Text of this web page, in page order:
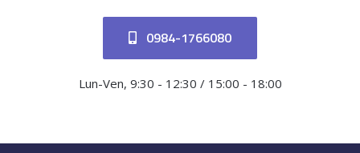
0984-1766080
Lun-Ven, 9:30 - 12:30 / 15:00 - 18:00